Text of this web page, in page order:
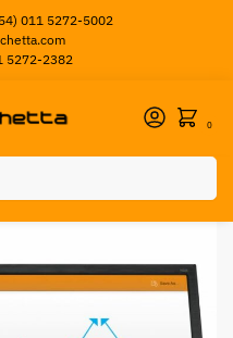
011 5272-5002
5272-2382
0
22» FHD 60Hz 5ms